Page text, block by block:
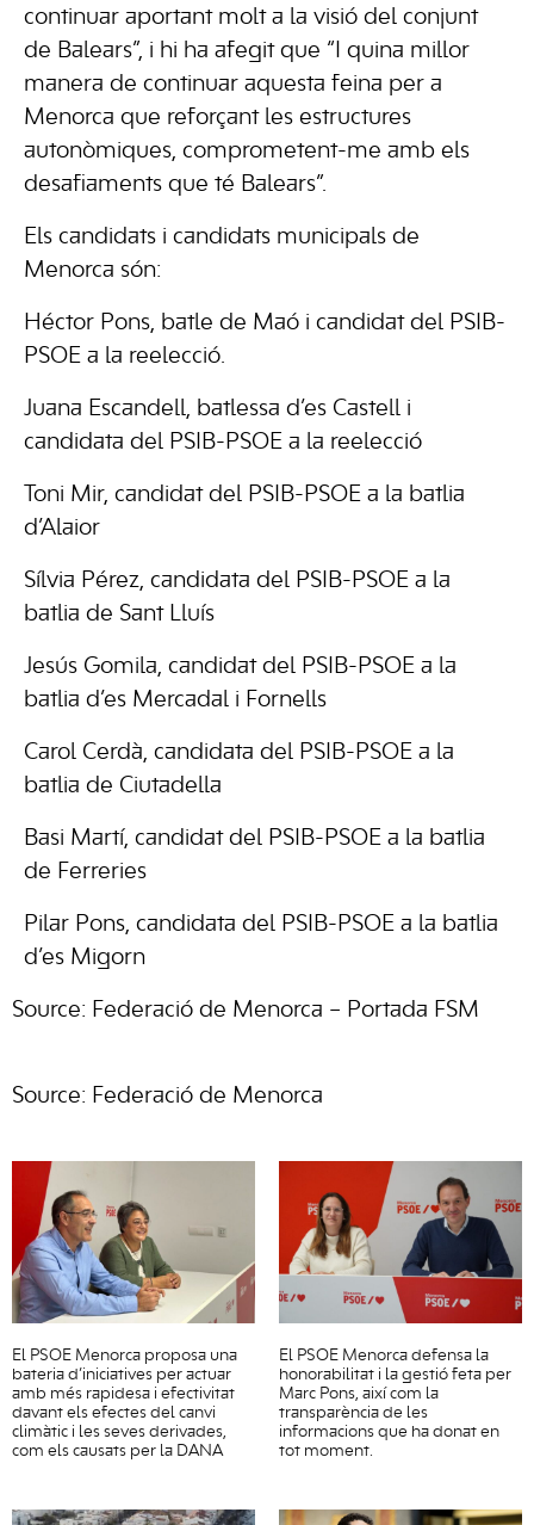
continuar aportant molt a la visió del conjunt
de Balears”, i hi ha afegit que “I quina millor
manera de continuar aquesta feina per a
Menorca que reforçant les estructures
autonòmiques, comprometent-me amb els
desafiaments que té Balears”.
Els candidats i candidats municipals de
Menorca són:
Héctor Pons, batle de Maó i candidat del PSIB-
PSOE a la reelecció.
Juana Escandell, batlessa d’es Castell i
candidata del PSIB-PSOE a la reelecció
Toni Mir, candidat del PSIB-PSOE a la batlia
d’Alaior
Sílvia Pérez, candidata del PSIB-PSOE a la
batlia de Sant Lluís
Jesús Gomila, candidat del PSIB-PSOE a la
batlia d’es Mercadal i Fornells
Carol Cerdà, candidata del PSIB-PSOE a la
batlia de Ciutadella
Basi Martí, candidat del PSIB-PSOE a la batlia
de Ferreries
Pilar Pons, candidata del PSIB-PSOE a la batlia
d’es Migorn
Source: Federació de Menorca – Portada FSM
Source: Federació de Menorca
El PSOE Menorca proposa una
bateria d’iniciatives per actuar
amb més rapidesa i efectivitat
davant els efectes del canvi
climàtic i les seves derivades,
com els causats per la DANA
El PSOE Menorca defensa la
honorabilitat i la gestió feta per
Marc Pons, així com la
transparència de les
informacions que ha donat en
tot moment.